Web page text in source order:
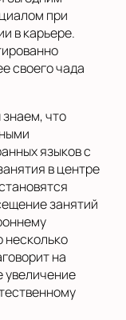
при
в карьере.
своего чада
что
языков с
в центре
занятий
несколько
на
увеличение